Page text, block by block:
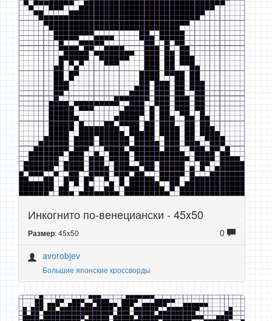
Инкогнито по-венециански - 45x50
Размер: 45x50
0
avorobjev
Большие японские кроссворды